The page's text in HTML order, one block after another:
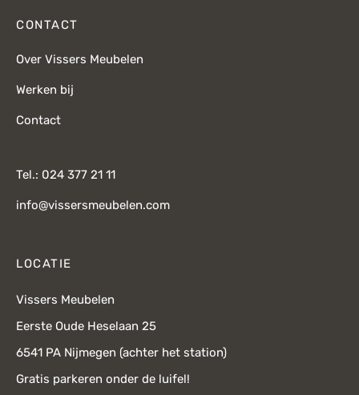
CONTACT
Over Vissers Meubelen
Werken bij
Contact
Tel.: 024 377 21 11
info@vissersmeubelen.com
LOCATIE
Vissers Meubelen
Eerste Oude Heselaan 25
6541 PA Nijmegen (achter het station)
Gratis parkeren onder de luifel!